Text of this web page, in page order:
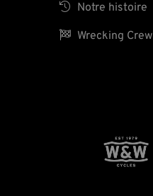
 Notre histoire
 Wrecking Crew